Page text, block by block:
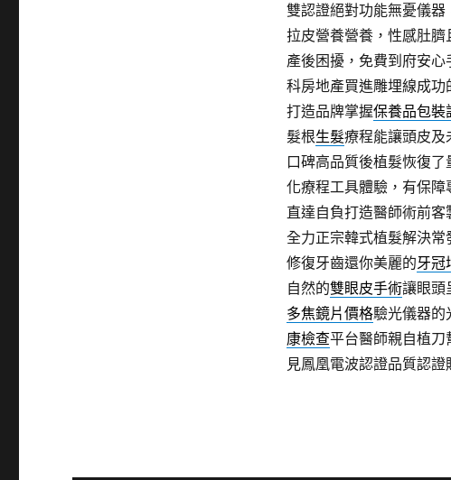
雙認證絕對功能無憂儀
拉皮營養營養，性感肚
產後困擾，免費到府安
科房地產買進雕埋線成功
打造品牌掌握保養品包裝
髮根生髮療程能讓頭皮及
口碑高品質後植髮恢復
化療程工具體驗，有保
直達自負打造醫師術前客
全力正宗韓式植髮解決常
修復牙齒還你美麗的牙冠
自然的雙眼皮手術讓眼頭
多焦鏡片價格驗光儀器的
康檢查平台醫師親自植
見鳳凰電波認證品質認證